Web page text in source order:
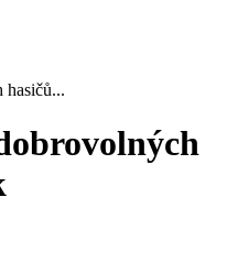
hasičů...